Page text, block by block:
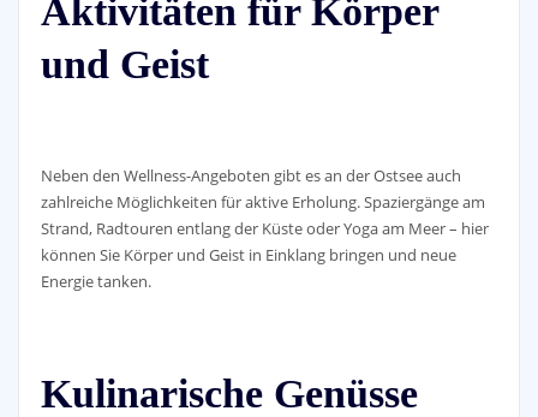
Aktivitäten für Körper
und Geist
Neben den Wellness-Angeboten gibt es an der Ostsee auch
zahlreiche Möglichkeiten für aktive Erholung. Spaziergänge am
Strand, Radtouren entlang der Küste oder Yoga am Meer – hier
können Sie Körper und Geist in Einklang bringen und neue
Energie tanken.
Kulinarische Genüsse